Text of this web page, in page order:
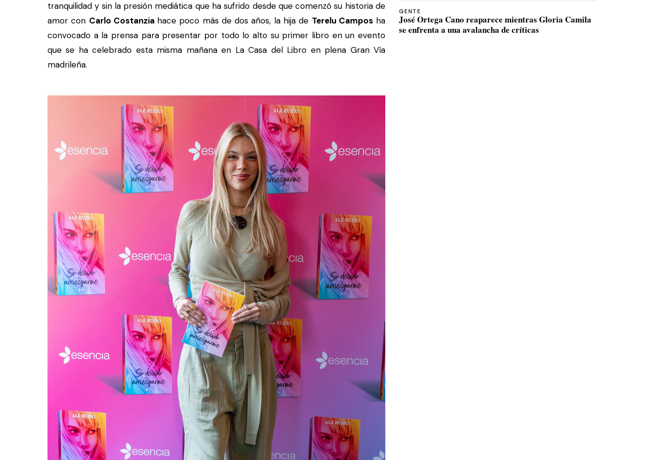
tranquilidad y sin la presión mediática que ha sufrido desde que comenzó su historia de
amor con Carlo Costanzia hace poco más de dos años, la hija de Terelu Camposha
convocado a la prensa para presentar por todo lo alto su primer libro en un evento
que se ha celebrado esta misma mañana en La Casa del Libro en plena Gran Vía
madrileña.
GENTE
José Ortega Cano reaparece mientras Gloria Camila
se enfrenta a una avalancha de críticas